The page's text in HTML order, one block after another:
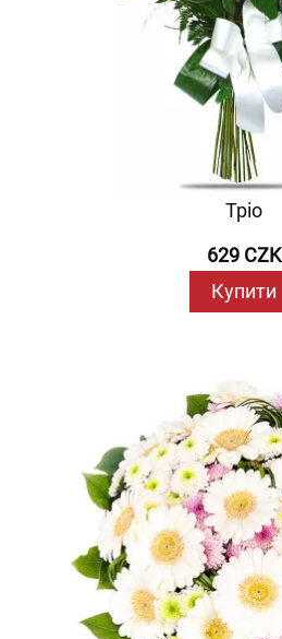
Тріо
629 CZK
Купити